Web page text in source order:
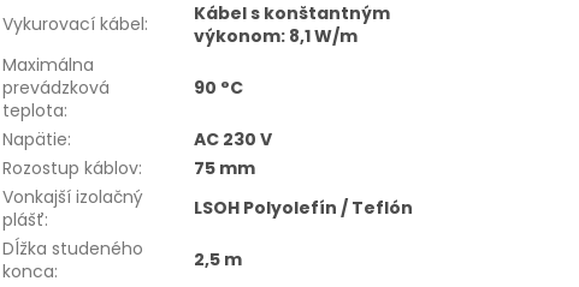
Vykurovací kábel:
Kábel s konštantným
výkonom: 8,1 W/m
Maximálna
prevádzková
teplota:
90 °C
Napätie:
AC 230 V
Rozostup káblov:
75 mm
Vonkajší izolačný
plášť:
LSOH Polyolefín / Teflón
Dĺžka studeného
konca:
2,5 m